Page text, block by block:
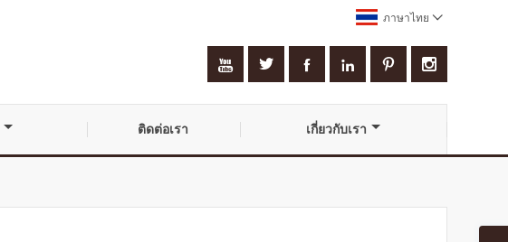
ภาษาไทย 
     
ติดต่อเรา เกี่ยวกับเรา